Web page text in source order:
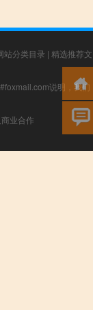
站分类目录 | 精选推荐文
说明，我们
业合作